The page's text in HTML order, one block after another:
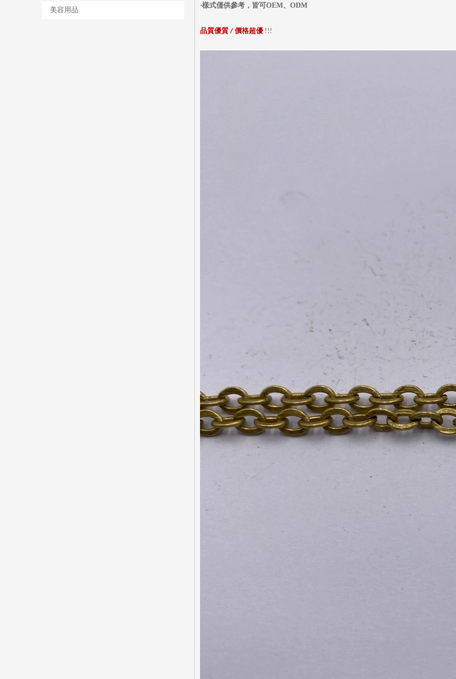
美容用品
‧樣式僅供參考，皆可OEM、 ODM
品質優質 / 價格超優 !!!